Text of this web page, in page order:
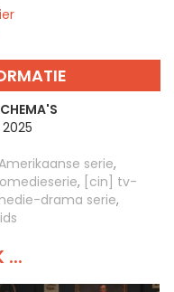
serie,
, [cin] tv-
drama serie,
...